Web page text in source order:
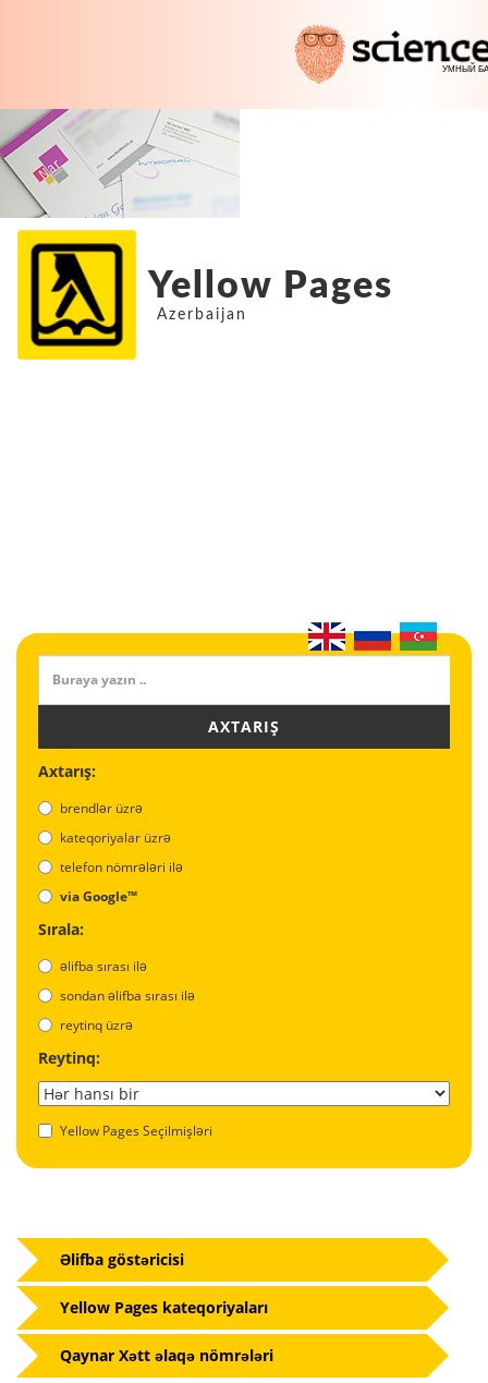
Yellow Pages
Azerbaijan
AXTARIŞ
Axtarış:
brendlər üzrə
kateqoriyalar üzrə
telefon nömrələri ilə
via Google™
Sırala:
əlifba sırası ilə
sondan əlifba sırası ilə
reytinq üzrə
Reytinq:
Yellow Pages Seçilmişləri
Əlifba göstəricisi
Yellow Pages kateqoriyaları
Qaynar Xətt əlaqə nömrələri